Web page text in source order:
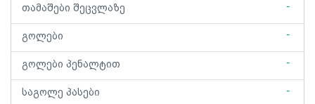
თამაშები შეცვლაზე -
გოლები -
გოლები პენალტით -
საგოლე პასები -